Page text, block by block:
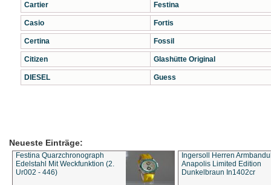
Cartier
Casio
Certina
Citizen
DIESEL
Festina
Fortis
Fossil
Glashütte Original
Guess
Neueste Einträge:
Festina Quarzchronograph
Edelstahl Mit Weckfunktion (2.
Ur002 - 446)
Ingersoll Herren
Anapolis Limited Edition
Dunkelbraun In1402cr